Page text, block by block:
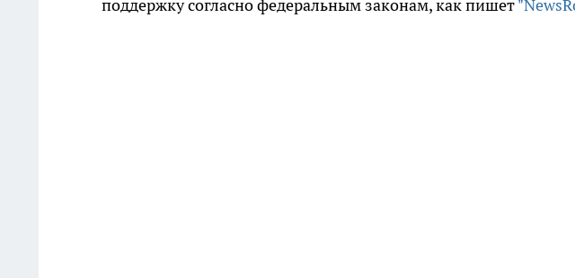
поддержку согласно федеральным законам, как пишет